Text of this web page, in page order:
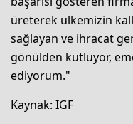
üreterek ülkemizin
sağlayan ve ihracat
gönülden kutluyor,
ediyorum."
Kaynak: IGF